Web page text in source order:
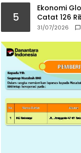
5
Ekonomi
Catat 126
Pekerjaan
31/07/2026